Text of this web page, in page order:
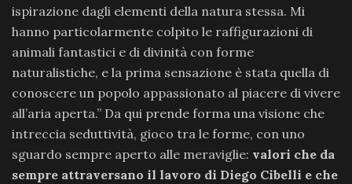
ispirazione dagli elementi della natura stessa. Mi
hanno particolarmente colpito le raffigurazioni di
animali fantastici e di divinità con forme
naturalistiche, e la prima sensazione è stata quella di
conoscere un popolo appassionato al piacere di vivere
all’aria aperta.” Da qui prende forma una visione che
intreccia seduttività, gioco tra le forme, con uno
sguardo sempre aperto alle meraviglie: valori che da
sempre attraversano il lavoro di Diego Cibelli e che